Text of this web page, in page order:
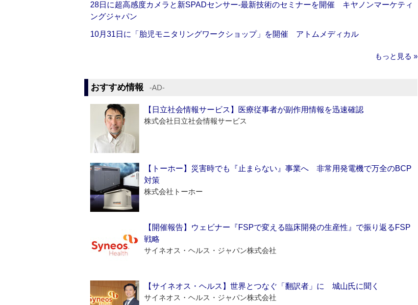
28日に超高感度カメラと新SPADセンサー‐最新技術のセミナーを開催 キヤノンマーケティ
ングジャパン
10月31日に「胎児モニタリングワークショップ」を開催 アトムメディカル
もっと見る »
おすすめ情報 ‐AD‐
【日立社会情報サービス】医療従事者が副作用情報を迅速確認
株式会社日立社会情報サービス
【トーホー】災害時でも『止まらない』事業へ 非常用発電機で万全のBCP
対策
株式会社トーホー
【開催報告】ウェビナー『FSPで変える臨床開発の生産性』で振り返るFSP
戦略
サイネオス・ヘルス・ジャパン株式会社
【サイネオス・ヘルス】世界とつなぐ「翻訳者」に 城山氏に聞く
サイネオス・ヘルス・ジャパン株式会社